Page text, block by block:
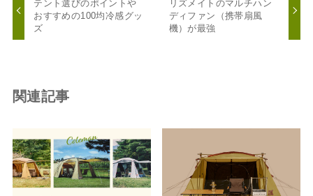
テント選びのポイントや
おすすめの100均冷感グッ
ズ
リズメイトのマルチハン
ディファン（携帯扇風
機）が最強
関連記事